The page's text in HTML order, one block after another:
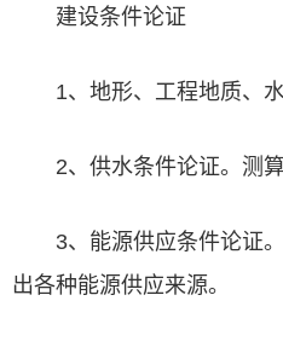
建设条件论证
1、地形、工程地质、
2、供水条件论证。测
3、能源供应条件论证
出各种能源供应来源。